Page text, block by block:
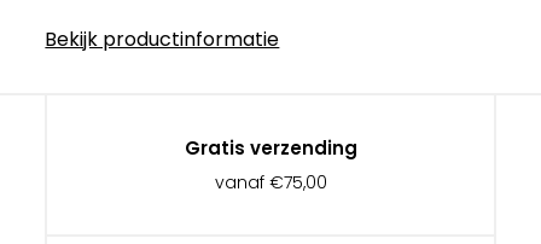
Bekijk productinformatie
Gratis verzending
vanaf €75,00